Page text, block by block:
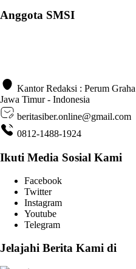
Anggota SMSI
Kantor Redaksi : Perum
Jawa Timur - Indonesia
beritasiber.online@gmail.com
0812-1488-1924
Ikuti Media Sosial Kami
Facebook
Twitter
Instagram
Youtube
Telegram
Jelajahi Berita Kami di